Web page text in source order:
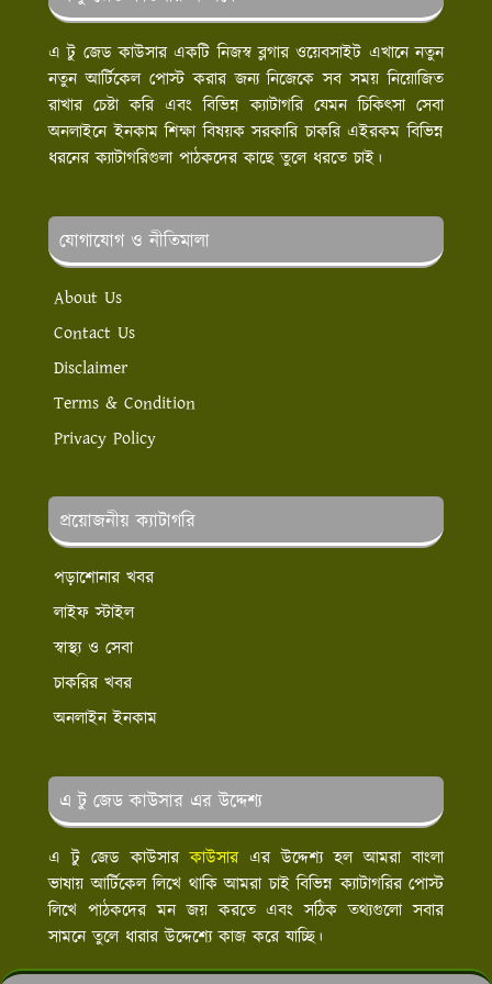
এ টু জেড কাউসার একটি নিজস্ব ব্লগার ওয়েবসাইট এখানে নতুন
নতুন আর্টিকেল পোস্ট করার জন্য নিজেকে সব সময় নিয়োজিত
রাখার চেষ্টা করি এবং বিভিন্ন ক্যাটাগরি যেমন চিকিৎসা সেবা
অনলাইনে ইনকাম শিক্ষা বিষয়ক সরকারি চাকরি এইরকম বিভিন্ন
ধরনের ক্যাটাগরিগুলা পাঠকদের কাছে তুলে ধরতে চাই।
যোগাযোগ ও নীতিমালা
About Us
Contact Us
Disclaimer
Terms & Condition
Privacy Policy
প্রয়োজনীয় ক্যাটাগরি
পড়াশোনার খবর
লাইফ স্টাইল
স্বাস্থ্য ও সেবা
চাকরির খবর
অনলাইন ইনকাম
এ টু জেড কাউসার এর উদ্দেশ্য
এ টু জেড কাউসারকাউসারএর উদ্দেশ্য হল আমরা বাংলা
ভাষায় আর্টিকেল লিখে থাকি আমরা চাই বিভিন্ন ক্যাটাগরির পোস্ট
লিখে পাঠকদের মন জয় করতে এবং সঠিক তথ্যগুলো সবার
সামনে তুলে ধারার উদ্দেশ্যে কাজ করে যাচ্ছি।